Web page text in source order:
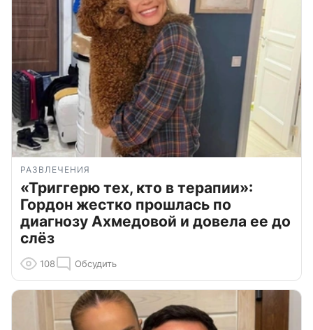
РАЗВЛЕЧЕНИЯ
«Триггерю тех, кто в терапии»:
Гордон жестко прошлась по
диагнозу Ахмедовой и довела ее до
слёз
108 Обсудить